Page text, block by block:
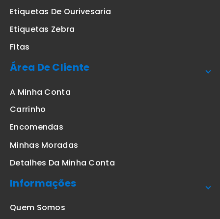
Etiquetas De Ourivesaria
Etiquetas Zebra
Fitas
Área De Cliente
A Minha Conta
Carrinho
Encomendas
Minhas Moradas
Detalhes Da Minha Conta
Informações
Quem Somos